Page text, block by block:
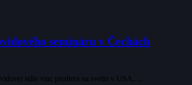
semináru v Čechách
stále viac prediera na svetlo v USA,…